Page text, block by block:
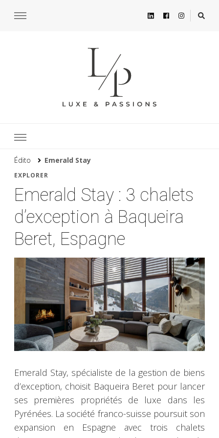
Édito Emerald Stay
EXPLORER
Emerald Stay : 3 chalets
d’exception à Baqueira
Beret, Espagne
Emerald Stay, spécialiste de la gestion de biens
d’exception, choisit Baqueira Beret pour lancer
ses premières propriétés de luxe dans les
Pyrénées. La société franco-suisse poursuit son
expansion en Espagne avec trois chalets